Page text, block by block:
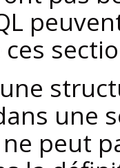
une
peut